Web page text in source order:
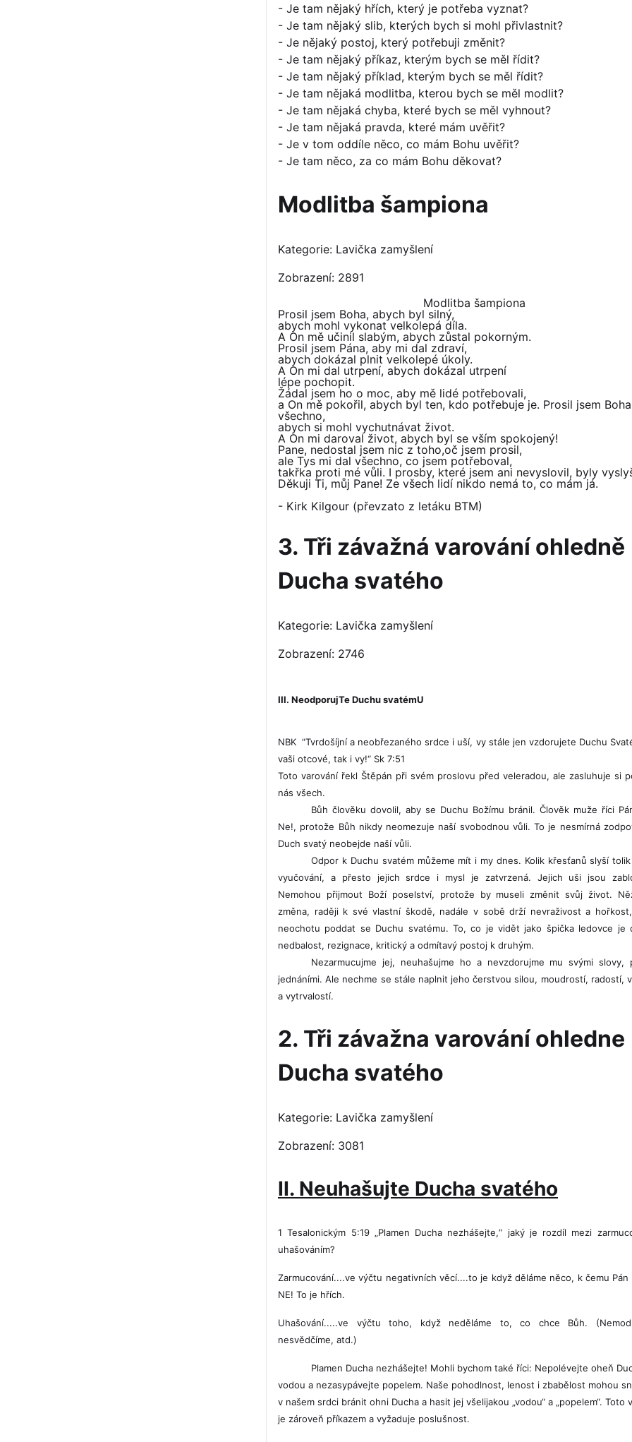
- Je tam nějaký hřích, který je potřeba vyznat?
- Je tam nějaký slib, kterých bych si mohl přivlastnit?
- Je nějaký postoj, který potřebuji změnit?
- Je tam nějaký příkaz, kterým bych se měl řídit?
- Je tam nějaký příklad, kterým bych se měl řídit?
- Je tam nějaká modlitba, kterou bych se měl modlit?
- Je tam nějaká chyba, které bych se měl vyhnout?
- Je tam nějaká pravda, které mám uvěřit?
- Je v tom oddíle něco, co mám Bohu uvěřit?
- Je tam něco, za co mám Bohu děkovat?
Modlitba šampiona
Kategorie: Lavička zamyšlení
Zobrazení: 2891
Modlitba šampiona
Prosil jsem Boha, abych byl silný,
abych mohl vykonat velkolepá díla.
A On mě učinil slabým, abych zůstal pokorným.
Prosil jsem Pána, aby mi dal zdraví,
abych dokázal plnit velkolepé úkoly.
A On mi dal utrpení, abych dokázal utrpení
lépe pochopit.
Žádal jsem ho o moc, aby mě lidé potřebovali,
a On mě pokořil, abych byl ten, kdo potřebuje je. Prosil jsem
všechno,
abych si mohl vychutnávat život.
A On mi daroval život, abych byl se vším spokojený!
Pane, nedostal jsem nic z toho,oč jsem prosil,
ale Tys mi dal všechno, co jsem potřeboval,
takřka proti mé vůli. I prosby, které jsem ani nevyslovil, byly
Děkuji Ti, můj Pane! Ze všech lidí nikdo nemá to, co mám já.
- Kirk Kilgour (převzato z letáku BTM)
3. Tři závažná varování ohledně
Ducha svatého
Kategorie: Lavička zamyšlení
Zobrazení: 2746
III. NeodporujTe Duchu svatémU
NBK "Tvrdošíjní a neobřezaného srdce i uší, vy stále jen vzdorujete Duchu
vaši otcové, tak i vy!“ Sk 7:51
Toto varování řekl Štěpán při svém proslovu před veleradou, ale zasluhuje si
nás všech.
Bůh člověku dovolil, aby se Duchu Božímu bránil. Člověk muže říci
Ne!, protože Bůh nikdy neomezuje naší svobodnou vůli. To je nesmírná
Duch svatý neobejde naší vůli.
Odpor k Duchu svatém můžeme mít i my dnes. Kolik křesťanů slyší
vyučování, a přesto jejich srdce i mysl je zatvrzená. Jejich uši jsou
Nemohou přijmout Boží poselství, protože by museli změnit svůj život.
změna, raději k své vlastní škodě, nadále v sobě drží nevraživost a
neochotu poddat se Duchu svatému. To, co je vidět jako špička ledovce je
nedbalost, rezignace, kritický a odmítavý postoj k druhým.
Nezarmucujme jej, neuhašujme ho a nevzdorujme mu svými slovy,
jednáními. Ale nechme se stále naplnit jeho čerstvou silou, moudrostí, radostí,
a vytrvalostí.
2. Tři závažna varování ohledne
Ducha svatého
Kategorie: Lavička zamyšlení
Zobrazení: 3081
II. Neuhašujte Ducha svatého
1 Tesalonickým 5:19 „Plamen Ducha nezhášejte,“ jaký je rozdíl mezi
uhašováním?
Zarmucování....ve výčtu negativních věcí....to je když děláme něco, k čemu Pán
NE! To je hřích.
Uhašování.....ve výčtu toho, když neděláme to, co chce Bůh.
nesvědčíme, atd.)
Plamen Ducha nezhášejte! Mohli bychom také říci: Nepolévejte oheň
vodou a nezasypávejte popelem. Naše pohodlnost, lenost i zbabělost mohou
v našem srdci bránit ohni Ducha a hasit jej všelijakou „vodou“ a „popelem“. Toto
je zároveň příkazem a vyžaduje poslušnost.